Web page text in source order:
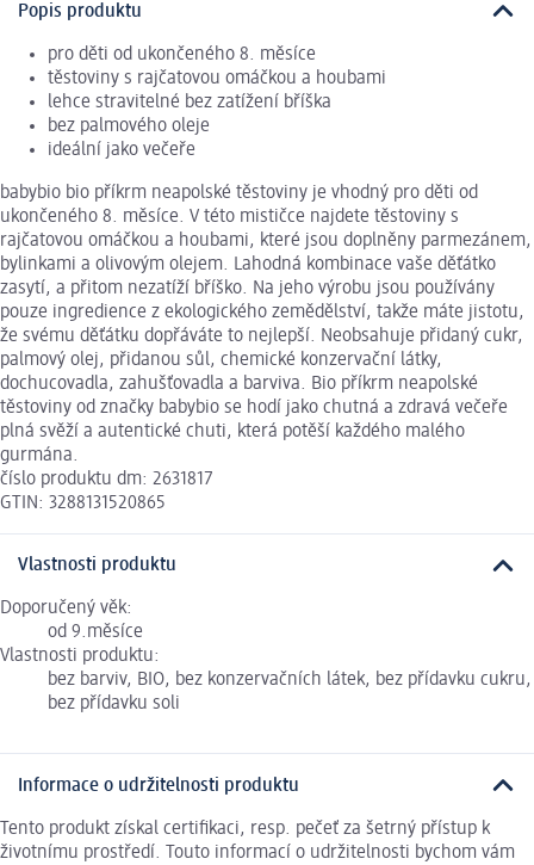
Popis produktu
pro děti od ukončeného 8. měsíce
těstoviny s rajčatovou omáčkou a houbami
lehce stravitelné bez zatížení bříška
bez palmového oleje
ideální jako večeře
babybio bio příkrm neapolské těstoviny je vhodný pro děti od
ukončeného 8. měsíce. V této mističce najdete těstoviny s
rajčatovou omáčkou a houbami, které jsou doplněny parmezánem,
bylinkami a olivovým olejem. Lahodná kombinace vaše děťátko
zasytí, a přitom nezatíží bříško. Na jeho výrobu jsou používány
pouze ingredience z ekologického zemědělství, takže máte jistotu,
že svému děťátku dopřáváte to nejlepší. Neobsahuje přidaný cukr,
palmový olej, přidanou sůl, chemické konzervační látky,
dochucovadla, zahušťovadla a barviva. Bio příkrm neapolské
těstoviny od značky babybio se hodí jako chutná a zdravá večeře
plná svěží a autentické chuti, která potěší každého malého
gurmána.
číslo produktu dm: 2631817
GTIN: 3288131520865
Vlastnosti produktu
Doporučený věk:
od 9.měsíce
Vlastnosti produktu:
bez barviv, BIO, bez konzervačních látek, bez přídavku cukru,
bez přídavku soli
Informace o udržitelnosti produktu
Tento produkt získal certifikaci, resp. pečeť za šetrný přístup k
životnímu prostředí. Touto informací o udržitelnosti bychom vám